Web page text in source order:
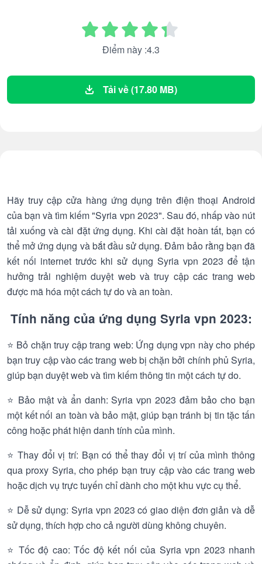
Điểm này :4.3
Tải về (17.80 MB)
Hãy truy cập cửa hàng ứng dụng trên điện thoại Android
của bạn và tìm kiếm "Syria vpn 2023". Sau đó, nhấp vào nút
tải xuống và cài đặt ứng dụng. Khi cài đặt hoàn tất, bạn có
thể mở ứng dụng và bắt đầu sử dụng. Đảm bảo rằng bạn đã
kết nối internet trước khi sử dụng Syria vpn 2023 để tận
hưởng trải nghiệm duyệt web và truy cập các trang web
được mã hóa một cách tự do và an toàn.
Tính năng của ứng dụng Syria vpn 2023:
⭐ Bỏ chặn truy cập trang web: Ứng dụng vpn này cho phép
bạn truy cập vào các trang web bị chặn bởi chính phủ Syria,
giúp bạn duyệt web và tìm kiếm thông tin một cách tự do.
⭐ Bảo mật và ẩn danh: Syria vpn 2023 đảm bảo cho bạn
một kết nối an toàn và bảo mật, giúp bạn tránh bị tin tặc tấn
công hoặc phát hiện danh tính của mình.
⭐ Thay đổi vị trí: Bạn có thể thay đổi vị trí của mình thông
qua proxy Syria, cho phép bạn truy cập vào các trang web
hoặc dịch vụ trực tuyến chỉ dành cho một khu vực cụ thể.
⭐ Dễ sử dụng: Syria vpn 2023 có giao diện đơn giản và dễ
sử dụng, thích hợp cho cả người dùng không chuyên.
⭐ Tốc độ cao: Tốc độ kết nối của Syria vpn 2023 nhanh